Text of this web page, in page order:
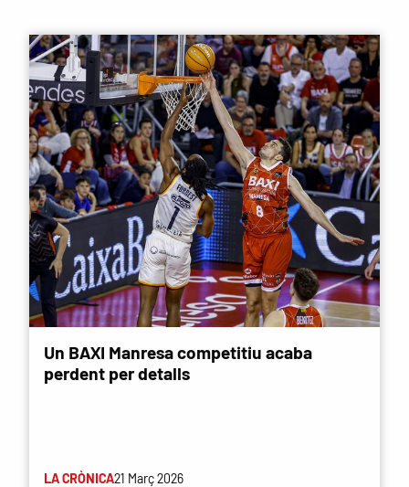
Un BAXI Manresa competitiu acaba
perdent per detalls
LA CRÒNICA21 Març 2026